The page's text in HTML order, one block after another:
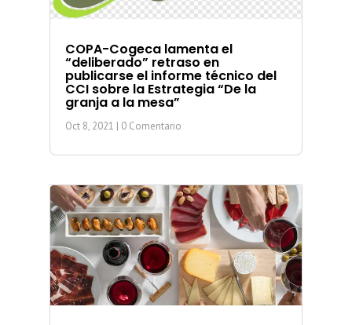
COPA-Cogeca lamenta el
“deliberado” retraso en
publicarse el informe técnico del
CCI sobre la Estrategia “De la
granja a la mesa”
Oct 8, 2021 | 0 Comentario